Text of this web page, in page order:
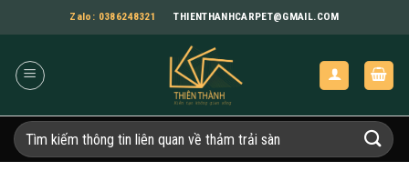
qua
dung
Zalo: 0386248321 THIENTHANHCARPET@GMAIL.COM
Tìm
kiếm: